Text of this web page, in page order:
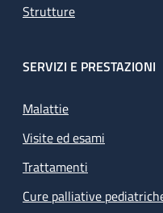
Strutture
SERVIZI E PRESTAZIONI
Malattie
Visite ed esami
Trattamenti
Cure palliative